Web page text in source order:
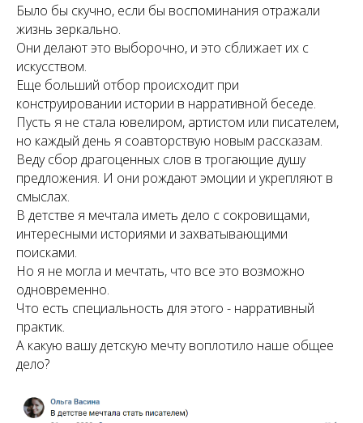
Было бы скучно, если бы воспоминания отражали
жизнь зеркально.
Они делают это выборочно, и это сближает их с
искусством.
Еще больший отбор происходит при
конструировании истории в нарративной беседе.
Пусть я не стала ювелиром, артистом или писателем,
но каждый день я соавторствую новым рассказам.
Веду сбор драгоценных слов в трогающие душу
предложения. И они рождают эмоции и укрепляют в
смыслах.
В детстве я мечтала иметь дело с сокровищами,
интересными историями и захватывающими
поисками.
Но я не могла и мечтать, что все это возможно
одновременно.
Что есть специальность для этого - нарративный
практик.
А какую вашу детскую мечту воплотило наше общее
дело?